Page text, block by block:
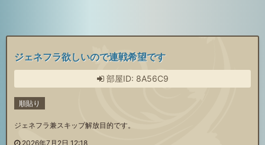
ジェネフラ欲しいので連戦希望です
部屋ID: 8A56C9
順貼り
ジェネフラ兼スキップ解放目的です。
2026年7月2日 12:18